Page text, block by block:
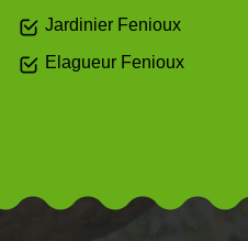
Jardinier Fenioux
Elagueur Fenioux